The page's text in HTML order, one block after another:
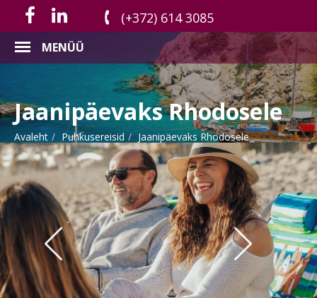
(+372) 614 3085
MENÜÜ
Jaanipäevaks Rhodosele
Avaleht Puhkusereisid Jaanipäevaks Rhodosele
Previous Next